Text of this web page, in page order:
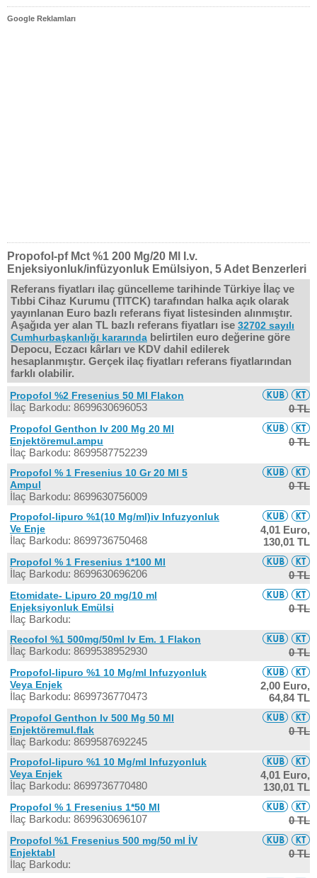
Google Reklamları
Propofol-pf Mct %1 200 Mg/20 Ml I.v.
Enjeksiyonluk/infüzyonluk Emülsiyon, 5 Adet Benzerleri
Referans fiyatları ilaç güncelleme tarihinde Türkiye İlaç ve
Tıbbi Cihaz Kurumu (TITCK) tarafından halka açık olarak
yayınlanan Euro bazlı referans fiyat listesinden alınmıştır.
Aşağıda yer alan TL bazlı referans fiyatları ise 32702 sayılı
Cumhurbaşkanlığı kararında belirtilen euro değerine göre
Depocu, Eczacı kârları ve KDV dahil edilerek
hesaplanmıştır. Gerçek ilaç fiyatları referans fiyatlarından
farklı olabilir.
Propofol %2 Fresenius 50 Ml Flakon
İlaç Barkodu: 8699630696053 0 TL
Propofol Genthon Iv 200 Mg 20 Ml
Enjektöremul.ampu
İlaç Barkodu: 8699587752239
0 TL
Propofol % 1 Fresenius 10 Gr 20 Ml 5
Ampul
İlaç Barkodu: 8699630756009
0 TL
Propofol-lipuro %1(10 Mg/ml)iv Infuzyonluk
Ve Enje
İlaç Barkodu: 8699736750468
4,01 Euro,
130,01 TL
Propofol % 1 Fresenius 1*100 Ml
İlaç Barkodu: 8699630696206 0 TL
Etomidate- Lipuro 20 mg/10 ml
Enjeksiyonluk Emülsi
İlaç Barkodu:
0 TL
Recofol %1 500mg/50ml Iv Em. 1 Flakon
İlaç Barkodu: 8699538952930 0 TL
Propofol-lipuro %1 10 Mg/ml Infuzyonluk
Veya Enjek
İlaç Barkodu: 8699736770473
2,00 Euro,
64,84 TL
Propofol Genthon Iv 500 Mg 50 Ml
Enjektöremul.flak
İlaç Barkodu: 8699587692245
0 TL
Propofol-lipuro %1 10 Mg/ml Infuzyonluk
Veya Enjek
İlaç Barkodu: 8699736770480
4,01 Euro,
130,01 TL
Propofol % 1 Fresenius 1*50 Ml
İlaç Barkodu: 8699630696107 0 TL
Propofol %1 Fresenius 500 mg/50 ml İV
Enjektabl
İlaç Barkodu:
0 TL